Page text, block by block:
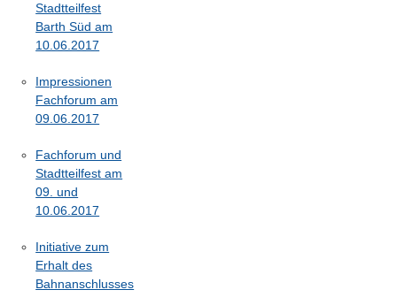
Stadtteilfest
Barth Süd am
10.06.2017
Impressionen
Fachforum am
09.06.2017
Fachforum und
Stadtteilfest am
09. und
10.06.2017
Initiative zum
Erhalt des
Bahnanschlusses